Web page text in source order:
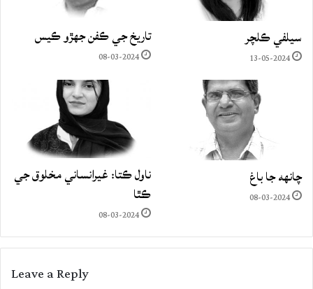
سيلفي ڪلچر
13-05-2024
تاريخ جي ڪفن جھڙو ڪيس
08-03-2024
چانهه جا باغ
08-03-2024
ناول ڪتا: غيرانساني مخلوق جي
ڪٿا
08-03-2024
Leave a Reply